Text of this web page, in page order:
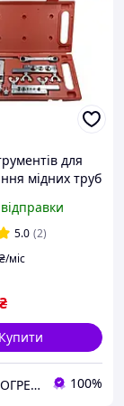
для
мідних труб
та ключем
5.0 (2)
₴/міс
₴
Купити
"АЛЕКСПРОГРЕСХОЛОД" 100%